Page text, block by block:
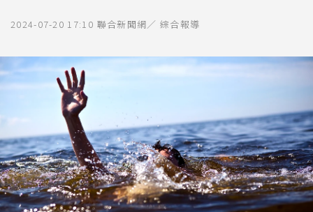
2024-07-20 17:10 聯合新聞網／ 綜合報導